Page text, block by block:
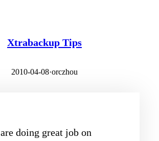
Xtrabackup Tips
2010-04-08·orczhou
are doing great job on